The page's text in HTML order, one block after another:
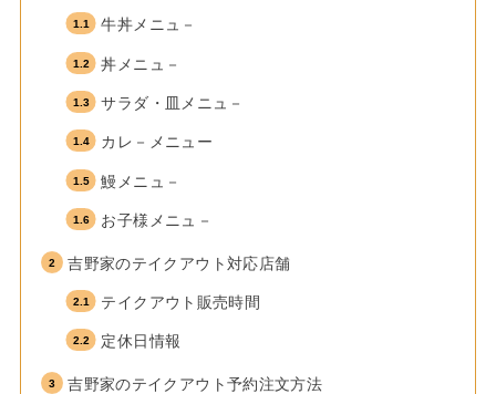
牛丼メニュ－
丼メニュ－
サラダ・皿メニュ－
カレ－メニュー
鰻メニュ－
お子様メニュ－
吉野家のテイクアウト対応店舗
テイクアウト販売時間
定休日情報
吉野家のテイクアウト予約注文方法